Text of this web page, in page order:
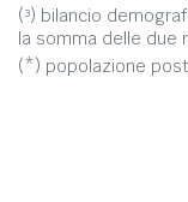
(³) bilancio
la somma delle due
(*) popolazione